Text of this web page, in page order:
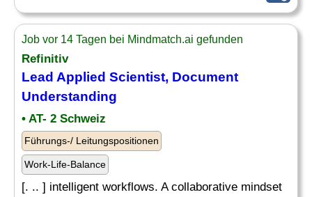
Job vor 14 Tagen bei Mindmatch.ai gefunden
Refinitiv
Lead Applied Scientist, Document
Understanding
• AT- 2 Schweiz
Führungs-/ Leitungspositionen
Work-Life-Balance
[. .. ] intelligent workflows. A collaborative mindset